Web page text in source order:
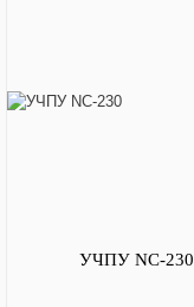
УЧПУ NC-230